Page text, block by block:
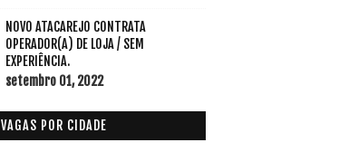
NOVO ATACAREJO CONTRATA
OPERADOR(A) DE LOJA / SEM
EXPERIÊNCIA.
setembro 01, 2022
VAGAS POR CIDADE